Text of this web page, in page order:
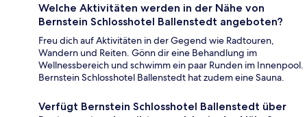
Welche Aktivitäten werden in der Nähe von
Bernstein Schlosshotel Ballenstedt angeboten?
Freu dich auf Aktivitäten in der Gegend wie Radtouren,
Wandern und Reiten. Gönn dir eine Behandlung im
Wellnessbereich und schwimm ein paar Runden im Innenpool.
Bernstein Schlosshotel Ballenstedt hat zudem eine Sauna.
Verfügt Bernstein Schlosshotel Ballenstedt über